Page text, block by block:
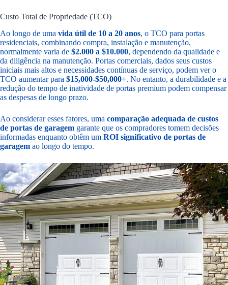
Custo Total de Propriedade (TCO)
Ao longo de uma vida útil de 10 a 20 anos, o TCO para portas
residenciais, combinando compra, instalação e manutenção,
normalmente varia de $2.000 a $10.000, dependendo da qualidade e
da diligência na manutenção. Portas comerciais, dados seus custos
iniciais mais altos e necessidades contínuas de serviço, podem ver o
TCO aumentar para $15,000-$50,000+. No entanto, a durabilidade e a
redução do tempo de inatividade de portas premium podem compensar
as despesas de longo prazo.
Ao considerar esses fatores, uma comparação adequada de custos
de portas de garagem garante que os compradores tomem decisões
informadas enquanto obtêm um ROI significativo de portas de
garagem ao longo do tempo.